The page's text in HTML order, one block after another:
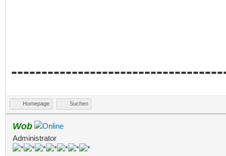
Homepage Suchen
Wob
Administrator